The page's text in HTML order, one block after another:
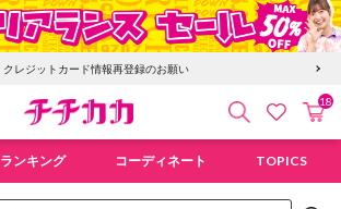
クレジットカード情報再登録のお願い
検索 お気にカ
18
ランキング コーディネート TOPICS